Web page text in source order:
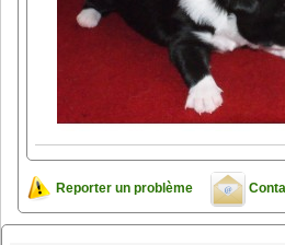
Reporter un problème